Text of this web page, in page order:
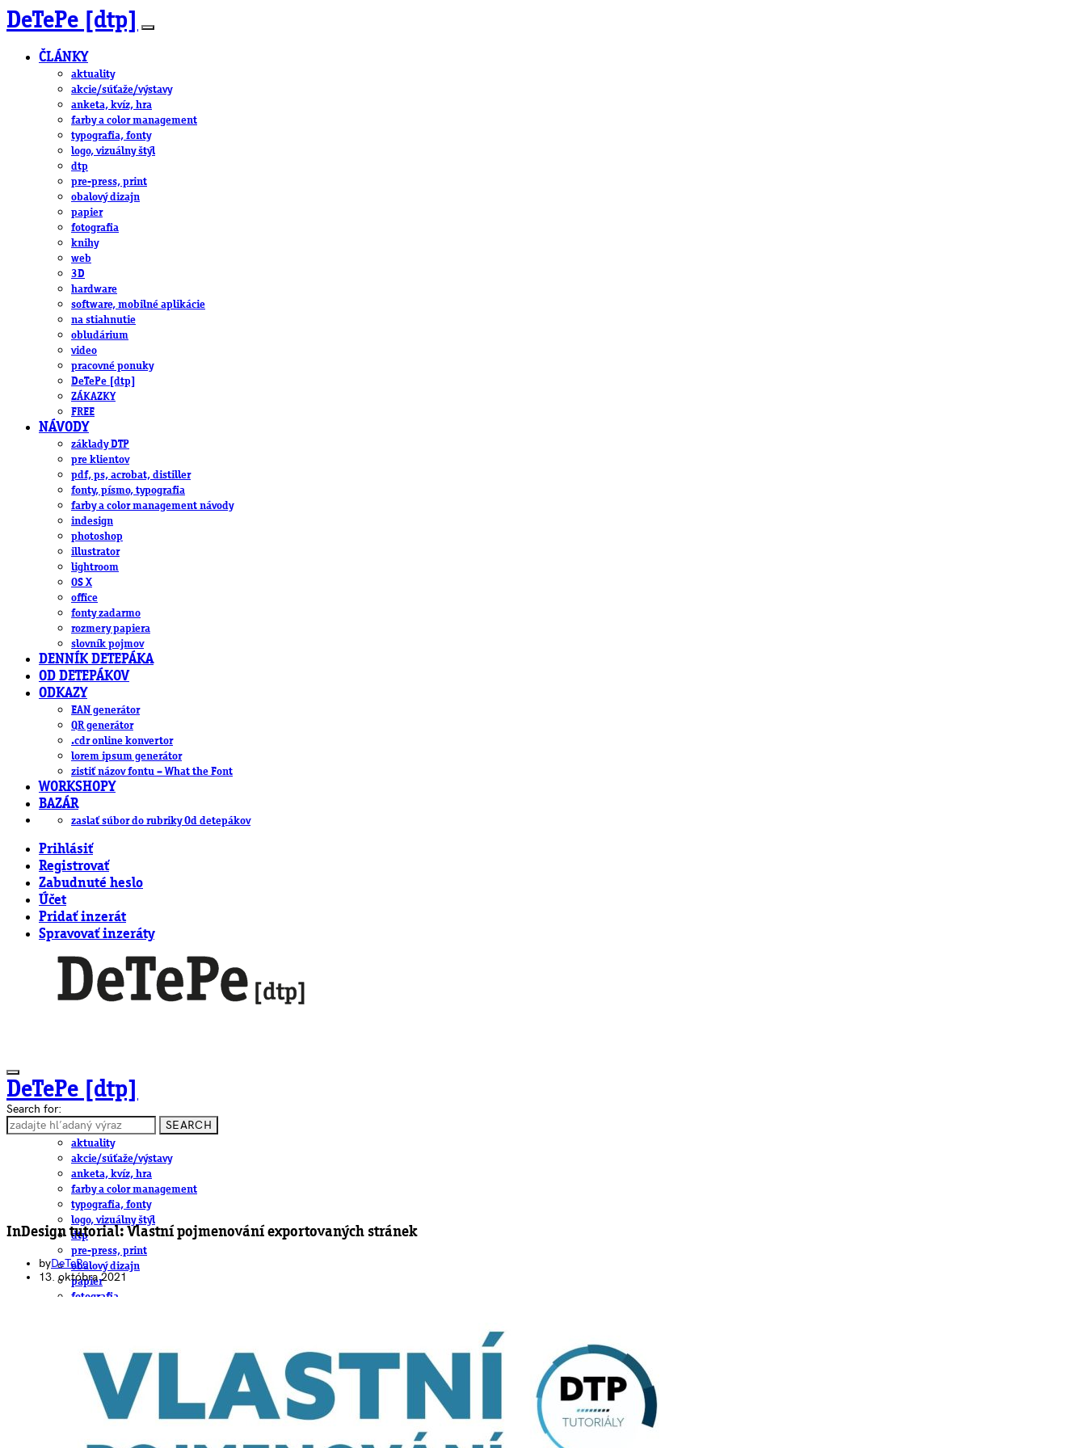
DeTePe [dtp]
ČLÁNKY
aktuality
akcie/súťaže/výstavy
anketa, kvíz, hra
farby a color management
typografia, fonty
logo, vizuálny štýl
dtp
pre-press, print
obalový dizajn
papier
fotografia
knihy
web
3D
hardware
software, mobilné aplikácie
na stiahnutie
obludárium
video
pracovné ponuky
DeTePe [dtp]
ZÁKAZKY
FREE
NÁVODY
základy DTP
pre klientov
pdf, ps, acrobat, distiller
fonty, písmo, typografia
farby a color management návody
indesign
photoshop
illustrator
lightroom
OS X
office
fonty zadarmo
rozmery papiera
slovník pojmov
DENNÍK DETEPÁKA
OD DETEPÁKOV
ODKAZY
EAN generátor
QR generátor
.cdr online konvertor
lorem ipsum generátor
zistiť názov fontu – What the Font
WORKSHOPY
BAZÁR
zaslať súbor do rubriky Od detepákov
Prihlásiť
Registrovať
Zabudnuté heslo
Účet
Pridať inzerát
Spravovať inzeráty
DeTePe [dtp]
ČLÁNKY
aktuality
akcie/súťaže/výstavy
anketa, kvíz, hra
farby a color management
typografia, fonty
logo, vizuálny štýl
dtp
pre-press, print
obalový dizajn
papier
fotografia
hardware
software, mobilné aplikácie
na stiahnutie
obludárium
Search for:
SEARCH
InDesign tutorial: Vlastní pojmenování exportovaných stránek
byDeTePe
13. októbra 2021